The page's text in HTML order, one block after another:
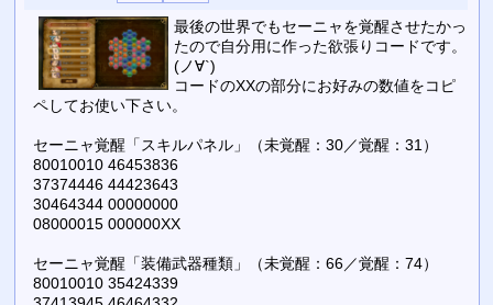
最後の世界でもセーニャを覚醒させたかっ
たので自分用に作った欲張りコードです。
(ノ∀`)
コードのXXの部分にお好みの数値をコピ
ペしてお使い下さい。
セーニャ覚醒「スキルパネル」（未覚醒：30／覚醒：31）
80010010 46453836
37374446 44423643
30464344 00000000
08000015 000000XX
セーニャ覚醒「装備武器種類」（未覚醒：66／覚醒：74）
80010010 35424339